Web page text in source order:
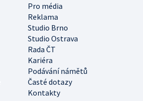
Pro média
Reklama
Studio Brno
Studio Ostrava
Rada ČT
Kariéra
Podávání námětů
Časté dotazy
Kontakty